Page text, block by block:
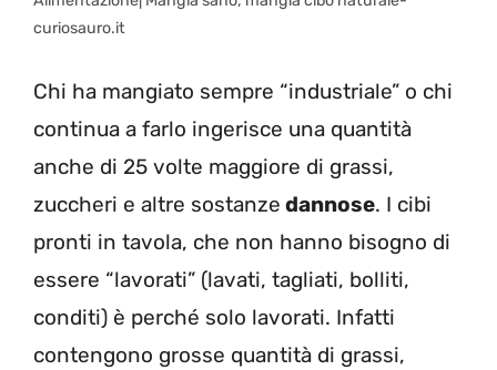
curiosauro.it
Chi ha mangiato sempre “industriale” o chi
continua a farlo ingerisce una quantità
anche di 25 volte maggiore di grassi,
zuccheri e altre sostanze dannose. I cibi
pronti in tavola, che non hanno bisogno di
essere “lavorati” (lavati, tagliati, bolliti,
conditi) è perché solo lavorati. Infatti
contengono grosse quantità di grassi,